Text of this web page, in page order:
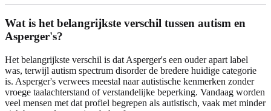
Wat is het belangrijkste verschil tussen autism en
Asperger's?
Het belangrijkste verschil is dat Asperger's een ouder apart label
was, terwijl autism spectrum disorder de bredere huidige categorie
is. Asperger's verwees meestal naar autistische kenmerken zonder
vroege taalachterstand of verstandelijke beperking. Vandaag worden
veel mensen met dat profiel begrepen als autistisch, vaak met minder